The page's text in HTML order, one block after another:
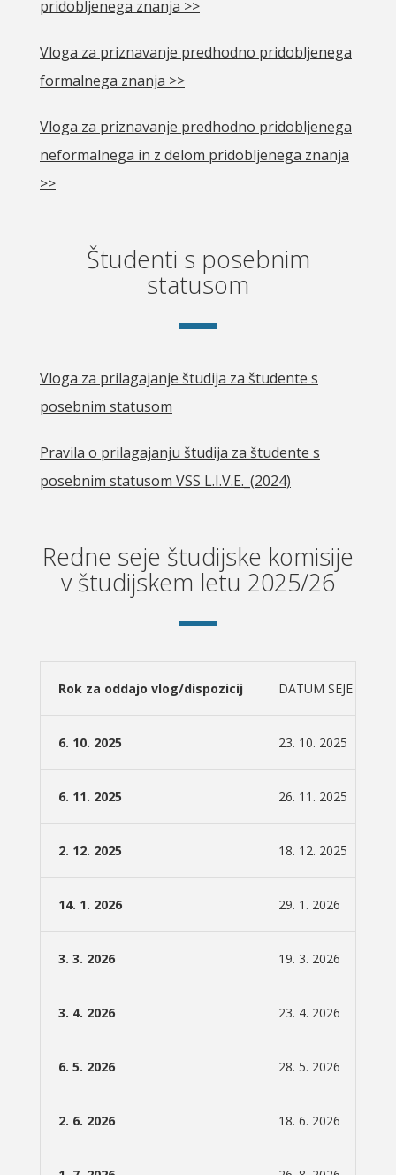
pridobljenega znanja >>
Vloga za priznavanje predhodno pridobljenega
formalnega znanja >>
Vloga za priznavanje predhodno pridobljenega
neformalnega in z delom pridobljenega znanja
>>
Študenti s posebnim
statusom
Vloga za prilagajanje študija za študente s
posebnim statusom
Pravila o prilagajanju študija za študente s
posebnim statusom VSS L.I.V.E._(2024)
Redne seje študijske komisije
v študijskem letu 2025/26
Rok za oddajo vlog/dispozicij DATUM SEJE
6. 10. 2025 23. 10. 2025
6. 11. 2025 26. 11. 2025
2. 12. 2025 18. 12. 2025
14. 1. 2026 29. 1. 2026
3. 3. 2026 19. 3. 2026
3. 4. 2026 23. 4. 2026
6. 5. 2026 28. 5. 2026
2. 6. 2026 18. 6. 2026